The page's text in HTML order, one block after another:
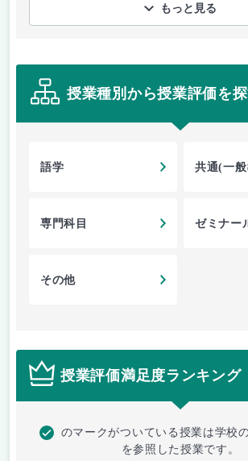
もっと見る
授業種別から授業評価を
語学 共通(一
専門科目 ゼミナー
その他
授業評価満足度ランキング
のマークがついている授業は学校
を参照した授業です。